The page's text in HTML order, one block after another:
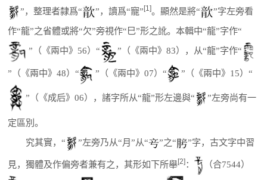
”，整理者隸爲“ ”，讀爲“寵”[1]。顯然是將“
”字左旁看
作“龍”之省體或將“欠”旁視作“巳”形之訛。本輯中“龍”字作“
”（《兩中》56）“
”（《兩中》83），从“龍”字作“
”（《兩中》48）“ ”（《兩中》07）“ ”（《兩中》15）“
”（《成后》06），諸字所从“龍”形左邊與“ ”左旁尚有一
定區別。
究其實，“
”左旁乃从“月”从“ ”之“ ”字，古文字中習
見，獨體及作偏旁者兼有之，其形如下所舉[2]： （合7544）